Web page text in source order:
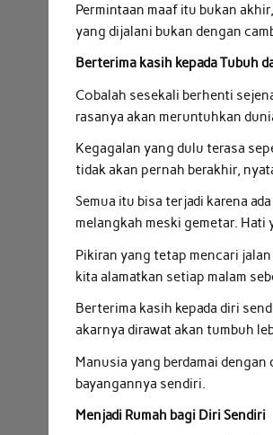
Permintaan maaf itu bukan
yang dijalani bukan dengan
Berterima kasih kepada Tubuh
Cobalah sesekali berhenti
rasanya akan meruntuhkan
Kegagalan yang dulu terasa
tidak akan pernah berakhir,
Semua itu bisa terjadi karena
melangkah meski gemetar.
Pikiran yang tetap mencari
kita alamatkan setiap malam
Berterima kasih kepada diri
akarnya dirawat akan tumbuh
Manusia yang berdamai
bayangannya sendiri.
Menjadi Rumah bagi Diri Sendiri